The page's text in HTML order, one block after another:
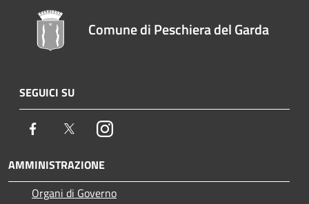
Comune di Peschiera del Garda
SEGUICI SU
Facebook TwitterInstagram
AMMINISTRAZIONE
Organi di Governo